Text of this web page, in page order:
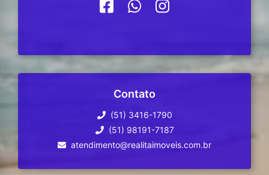
Contato
(51) 3416-1790
(51) 98191-7187
atendimento@realitaimoveis.com.br